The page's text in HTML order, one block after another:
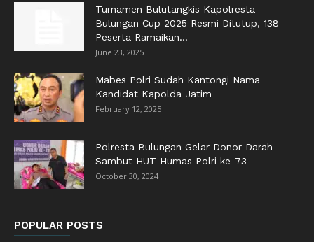
Turnamen Bulutangkis Kapolresta
Bulungan Cup 2025 Resmi Ditutup, 138
Peserta Ramaikan...
June 23, 2025
Mabes Polri Sudah Kantongi Nama
Kandidat Kapolda Jatim
February 12, 2025
Polresta Bulungan Gelar Donor Darah
Sambut HUT Humas Polri ke-73
October 30, 2024
POPULAR POSTS